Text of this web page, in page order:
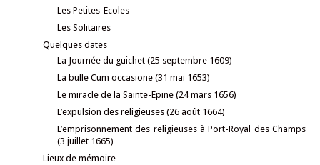
Les Petites-Ecoles
Les Solitaires
Quelques dates
La Journée du guichet (25 septembre 1609)
La bulle Cum occasione (31 mai 1653)
Le miracle de la Sainte-Epine (24 mars 1656)
L’expulsion des religieuses (26 août 1664)
L’emprisonnement des religieuses à Port-Royal des Champs
(3 juillet 1665)
Lieux de mémoire